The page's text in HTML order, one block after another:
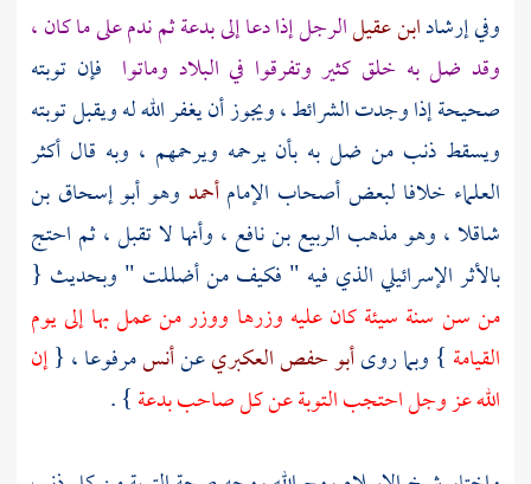
وفي إرشادابن عقيلالرجل إذا دعا إلى بدعة ثم ندم على ما كان ،
وقد ضل به خلق كثير وتفرقوا في البلاد وماتوا فإن توبته
صحيحة إذا وجدت الشرائط ، ويجوز أن يغفر الله له ويقبل توبته
ويسقط ذنب من ضل به بأن يرحمه ويرحمهم ، وبه قال أكثر
العلماء خلافا لبعض أصحاب الإمامأحمد وهوأبو إسحاق بن
شاقلا ، وهو مذهب الربيع بن نافع ، وأنها لا تقبل ، ثم احتج
بالأثر الإسرائيلي الذي فيه " فكيف من أضللت " وبحديث {
من سن سنة سيئة كان عليه وزرها ووزر من عمل بها إلى يوم
القيامة } وبما روىأبو حفص العكبريعنأنسمرفوعا ، {إن
الله عز وجل احتجب التوبة عن كل صاحب بدعة} .